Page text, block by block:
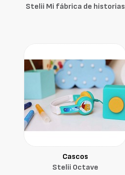
Stelii Mi fábrica de historias
Cascos
Stelii Octave